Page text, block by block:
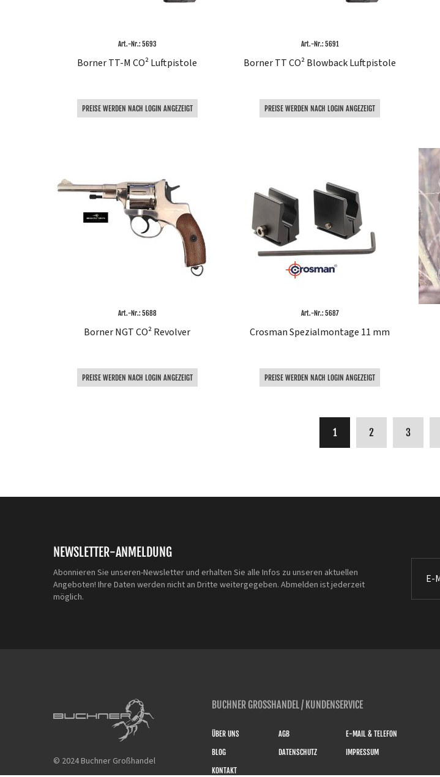
Art.-Nr.: 5693
Borner TT-M CO² Luftpistole
PREISE WERDEN NACH LOGIN ANGEZEIGT
Art.-Nr.: 5691
Borner TT CO² Blowback Luftpistole
PREISE WERDEN NACH LOGIN ANGEZEIGT
Art.-Nr.: 5688
Borner NGT CO² Revolver
PREISE WERDEN NACH LOGIN ANGEZEIGT
Art.-Nr.: 5687
Crosman Spezialmontage 11 mm
PREISE WERDEN NACH LOGIN ANGEZEIGT
Sie lesen gerade die Seite
1 Seite
2 Seite
3
NEWSLETTER-ANMELDUNG
Abonnieren Sie unseren-Newsletter und erhalten Sie alle Infos zu unseren aktuellen
Angeboten! Ihre Daten werden nicht an Dritte weitergegeben. Abmelden ist jederzeit
möglich.
© 2024 Buchner Großhandel
BUCHNER GROSSHANDEL / KUNDENSERVICE
ÜBER UNS AGB
E-MAIL & TELEFON
BLOG
DATENSCHUTZ
IMPRESSUM
KONTAKT